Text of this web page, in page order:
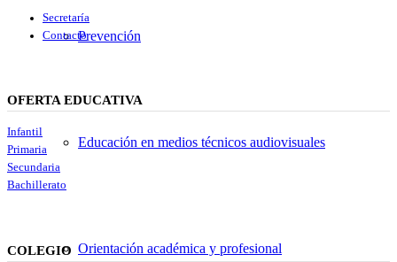
Prevención
Educación en medios técnicos audiovisuales
Orientación académica y profesional
Secretaría
Contacto
OFERTA EDUCATIVA
Infantil
Primaria
Secundaria
Bachillerato
COLEGIO